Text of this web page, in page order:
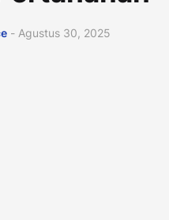
- Agustus 30, 2025